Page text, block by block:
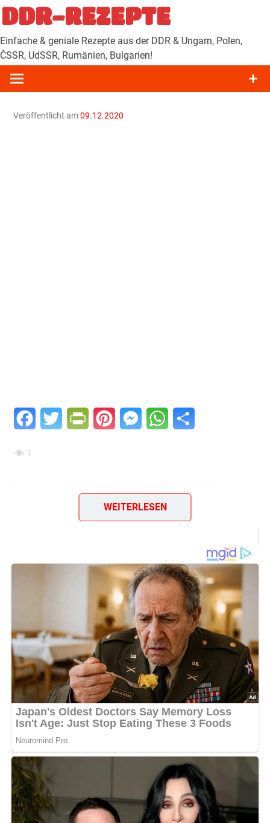
Zum
Inhalt
springen
DDR-REZEPTE
Einfache & geniale Rezepte aus der DDR & Ungarn, Polen,
ČSSR, UdSSR, Rumänien, Bulgarien!
Veröffentlicht am09.12.2020
FacebookTwitter PrintFriendly
PinterestMessengerWhatsApp
1
Lammkeule im Frühling
1 kg Lammkeule, 200 g Morcheln (Maipilze,
Nelkenschwindlinge, Champignons), je 200 g grüne
Erbsen, Möhren, grüne Bohnen, Blumenkohl und Spargel,
50 g Tomatenmark, 50 g Fett, 50 g Butter, 1 Sträußchen
Petersilie, 1 Eßlöffel Mehl, Pfeffer, Salz.
Lob, Kritik, Fragen oder Anregungen zum Rezept?
Dann hinterlasse doch bitte einen Kommentar am
Ende dieser Seite & auch eine Bewertung!
Zubereitung
Die Lammkeule wird von der Haut befreit, gesalzen und in
Fett von allen Seiten angebraten.
In der Röhre weiterbraten, bis die Keule gar ist.
WEITERLESEN